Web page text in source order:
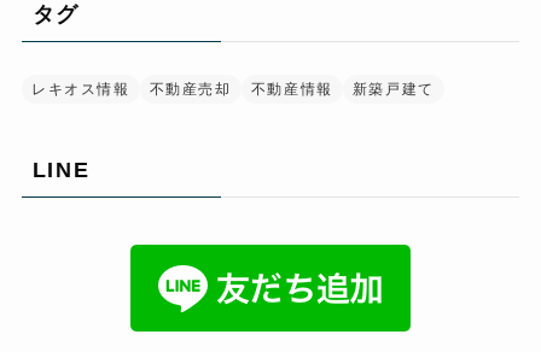
タグ
レキオス情報 不動産売却 不動産情報 新築戸建て
LINE